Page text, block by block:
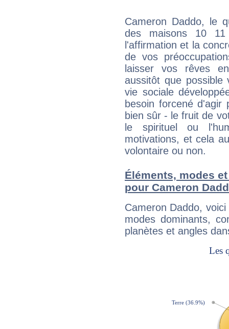
Cameron Daddo, le
des maisons 10
l'affirmation et la
de vos
laisser vos rêves
aussitôt que
vie sociale
besoin forcené
bien sûr - le fruit de
le spirituel ou
motivations, et cela
volontaire ou non.
Éléments, modes
pour Cameron
Cameron Daddo,
modes dominants,
planètes et angles